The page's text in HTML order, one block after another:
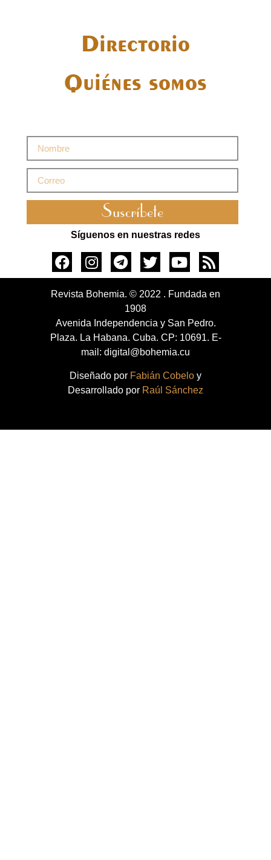
Directorio
Quiénes somos
Suscríbete
Síguenos en nuestras redes
Revista Bohemia. © 2022 . Fundada en
1908
Avenida Independencia y San Pedro.
Plaza. La Habana. Cuba. CP: 10691. E-
mail: digital@bohemia.cu
Diseñado por Fabián Cobelo y
Desarrollado por Raúl Sánchez